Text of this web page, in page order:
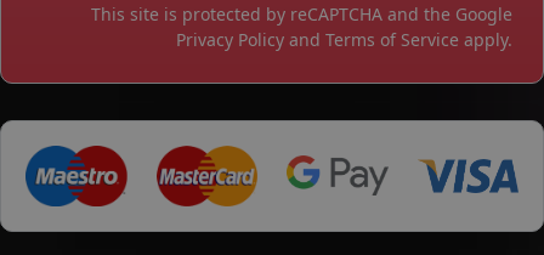
This site is protected by reCAPTCHA and the Google
Privacy Policy and Terms of Service apply.